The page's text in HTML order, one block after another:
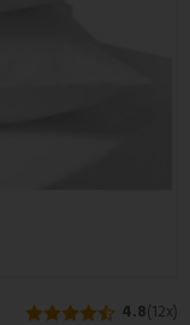
4.8(12x)